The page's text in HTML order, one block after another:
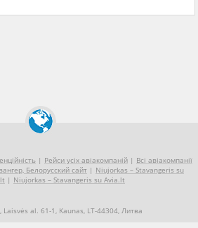
| Рейси усіх авіакомпаній | Всі авіакомпанії
Белорусский сайт | Niujorkas – Stavangeris su
| Niujorkas – Stavangeris su Avia.lt
al. 61-1, Kaunas, LT-44304, Литва